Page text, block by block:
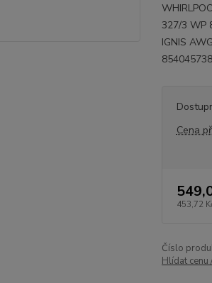
327/3 WP
IGNIS
Cena
453,72
Číslo
Hlídat